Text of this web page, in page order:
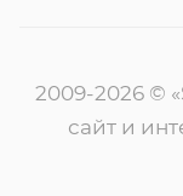
2009-2026 ©
сайт и